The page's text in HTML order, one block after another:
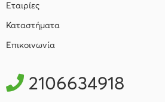
Εταιρίες
Καταστήματα
Επικοινωνία
2106634918